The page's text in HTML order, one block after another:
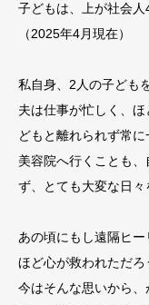
子どもは、上が社会人
（2025年4月現在）
私自身、2人の子ども
夫は仕事が忙しく、
どもと離れられず常に
美容院へ行くことも
ず、とても大変な日々
あの頃にもし遠隔ヒ
ほど心が救われただろ
今はそんな思いから